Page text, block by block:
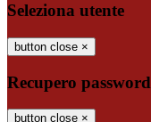
Seleziona utente
button close ×
Recupero password
button close ×